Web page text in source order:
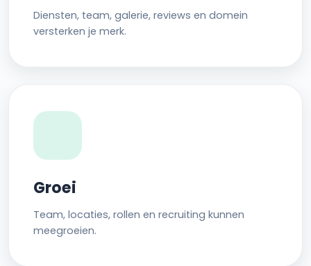
Diensten, team, galerie, reviews en domein
versterken je merk.
Groei
Team, locaties, rollen en recruiting kunnen
meegroeien.